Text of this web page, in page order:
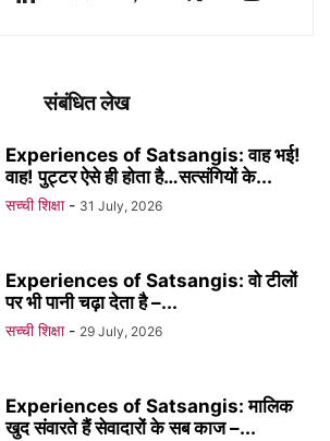
संबंधित लेख
Experiences of Satsangis: वाह भई!
वाह! पुट्टर ऐसे ही होता है…सत्संगियों के...
सच्ची शिक्षा - 31 July, 2026
Experiences of Satsangis: वो टीलों
पर भी पानी चढ़ा देता है –...
सच्ची शिक्षा - 29 July, 2026
Experiences of Satsangis: मालिक
खुद संवारते हैं सेवादारों के सब काज –...